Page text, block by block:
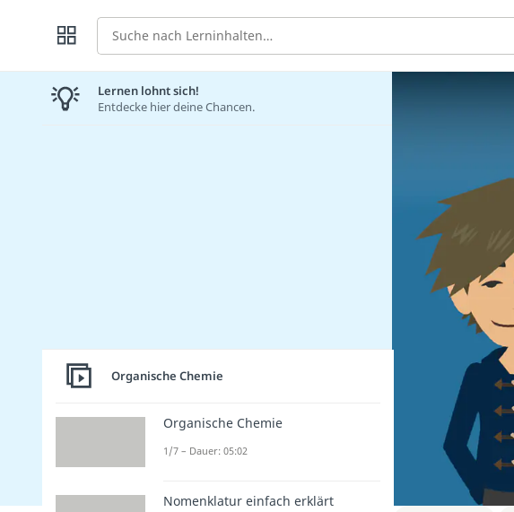
Suche
Lernen lohnt sich!
Entdecke hier deine Chancen.
Organische Chemie
Organische Chemie
1/7 – Dauer: 05:02
Nomenklatur einfach erklärt